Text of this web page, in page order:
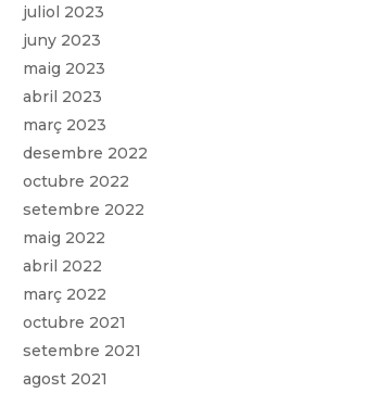
juliol 2023
juny 2023
maig 2023
abril 2023
març 2023
desembre 2022
octubre 2022
setembre 2022
maig 2022
abril 2022
març 2022
octubre 2021
setembre 2021
agost 2021